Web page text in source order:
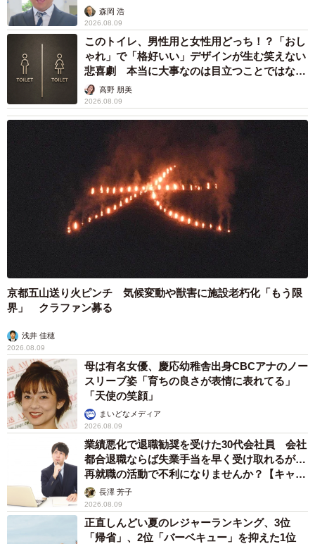
森岡 浩
2026.08.09
このトイレ、男性用と女性用どっち！？「おし
ゃれ」で「格好いい」デザインが生む笑えない
悲喜劇 本当に大事なのは目立つことではな
く…高野 朋美
2026.08.09
京都五山送り火ピンチ 気候変動や獣害に施設老朽化「もう限
界」 クラファン募る
浅井 佳穂
2026.08.09
母は有名女優、慶応幼稚舎出身CBCアナのノー
スリーブ姿「育ちの良さが表情に表れてる」
「天使の笑顔」
まいどなメディア
2026.08.09
業績悪化で退職勧奨を受けた30代会社員 会社
都合退職ならば失業手当を早く受け取れるが…
再就職の活動で不利になりませんか？【キャリ
アカウンセラーが解説】
長澤 芳子
2026.08.09
正直しんどい夏のレジャーランキング、3位
「帰省」、2位「バーベキュー」を抑えた1位